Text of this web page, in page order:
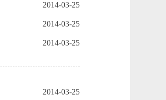
2014-03-25
2014-03-25
2014-03-25
2014-03-25